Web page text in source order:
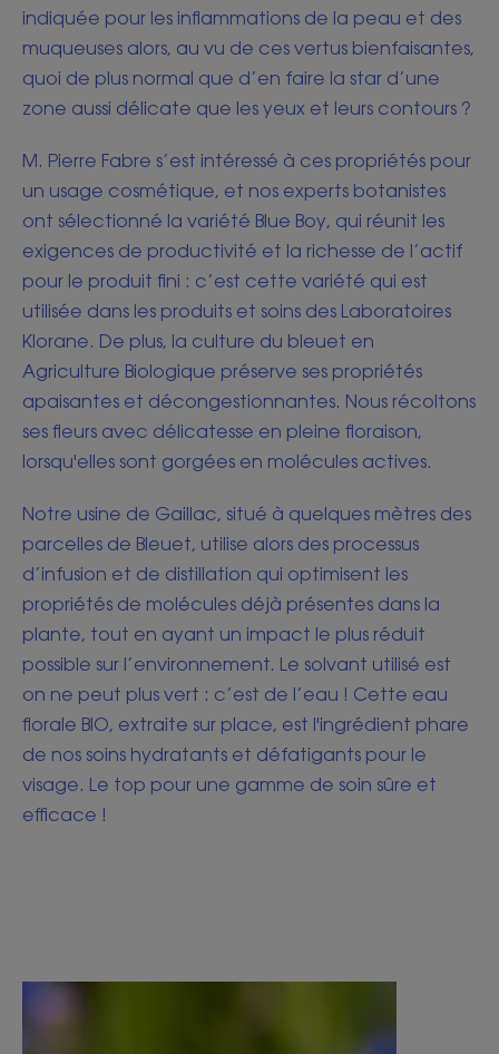
indiquée pour les inflammations de la peau et des
muqueuses alors, au vu de ces vertus bienfaisantes,
quoi de plus normal que d’en faire la star d’une
zone aussi délicate que les yeux et leurs contours ?
M. Pierre Fabre s’est intéressé à ces propriétés pour
un usage cosmétique, et nos experts botanistes
ont sélectionné la variété Blue Boy, qui réunit les
exigences de productivité et la richesse de l’actif
pour le produit fini : c’est cette variété qui est
utilisée dans les produits et soins des Laboratoires
Klorane. De plus, la culture du bleuet en
Agriculture Biologique préserve ses propriétés
apaisantes et décongestionnantes. Nous récoltons
ses fleurs avec délicatesse en pleine floraison,
lorsqu'elles sont gorgées en molécules actives.
Notre usine de Gaillac, situé à quelques mètres des
parcelles de Bleuet, utilise alors des processus
d’infusion et de distillation qui optimisent les
propriétés de molécules déjà présentes dans la
plante, tout en ayant un impact le plus réduit
possible sur l’environnement. Le solvant utilisé est
on ne peut plus vert : c’est de l’eau ! Cette eau
florale BIO, extraite sur place, est l'ingrédient phare
de nos soins hydratants et défatigants pour le
visage. Le top pour une gamme de soin sûre et
efficace !